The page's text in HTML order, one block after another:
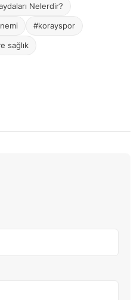
Nelerdir?
#korayspor
sağlık